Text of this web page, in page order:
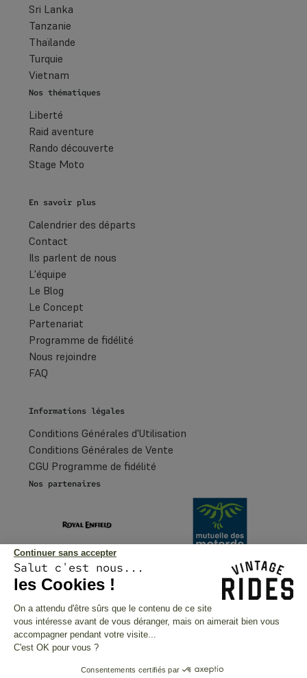
Sri Lanka
Tanzanie
Thaïlande
Turquie
Vietnam
Nos thématiques
Liberté
Raid aventure
Rando découverte
Stage Moto
En savoir plus
Calendrier des départs
Contact
Ils parlent de nous
L'équipe
Le Blog
Le Concept
Partenariat
Programme de fidélité
Nous rejoindre
FAQ
Informations légales
Conditions Générales d'Utilisation
Conditions Générales de Vente
CGU Programme de fidélité
Nos partenaires
Paiements sécurisés
International
United States
Continuer sans accepter
Salut c'est nous...
les Cookies !
On a attendu d'être sûrs que le contenu de ce site
vous intéresse avant de vous déranger, mais on aimerait bien vous
accompagner pendant votre visite...
C'est OK pour vous ?
Consentements certifiés par